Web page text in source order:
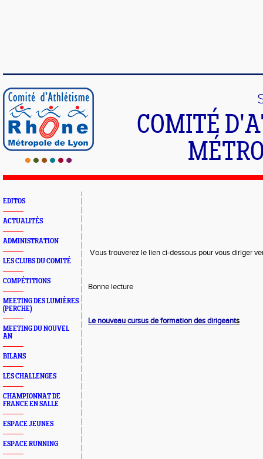
COMITÉ
EDITOS
ACTUALITÉS
ADMINISTRATION
LES CLUBS DU COMITÉ
COMPÉTITIONS
MEETING DES LUMIÈRES
(PERCHE)
MEETING DU NOUVEL
AN
BILANS
LES CHALLENGES
CHAMPIONNAT DE
FRANCE EN SALLE
ESPACE JEUNES
ESPACE RUNNING
Vous trouverez le lien ci-dessous pour vous diriger
Bonne lecture
Le nouveau cursus de formation des dirigeants